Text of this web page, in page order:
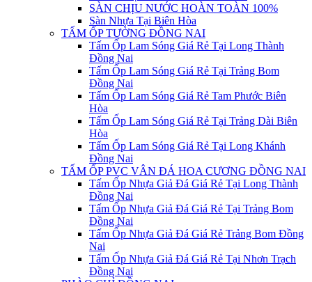
SÀN CHỊU NƯỚC HOÀN TOÀN 100%
Sàn Nhựa Tại Biên Hòa
TẤM ỐP TƯỜNG ĐỒNG NAI
Tấm Ốp Lam Sóng Giá Rẻ Tại Long Thành
Đồng Nai
Tấm Ốp Lam Sóng Giá Rẻ Tại Trảng Bom
Đồng Nai
Tấm Ốp Lam Sóng Giá Rẻ Tam Phước Biên
Hòa
Tấm Ốp Lam Sóng Giá Rẻ Tại Trảng Dài Biên
Hòa
Tấm Ốp Lam Sóng Giá Rẻ Tại Long Khánh
Đồng Nai
TẤM ỐP PVC VÂN ĐÁ HOA CƯƠNG ĐỒNG NAI
Tấm Ốp Nhựa Giả Đá Giá Rẻ Tại Long Thành
Đồng Nai
Tấm Ốp Nhựa Giả Đá Giá Rẻ Tại Trảng Bom
Đồng Nai
Tấm Ốp Nhựa Giả Đá Giá Rẻ Trảng Bom Đồng
Nai
Tấm Ốp Nhựa Giả Đá Giá Rẻ Tại Nhơn Trạch
Đồng Nai